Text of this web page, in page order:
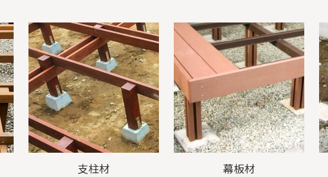
支柱材 幕板材